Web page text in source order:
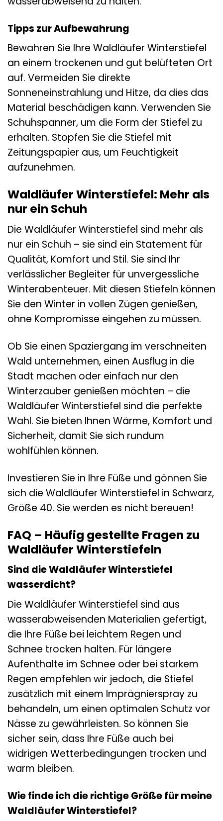
Tipps zur Aufbewahrung
Bewahren Sie Ihre Waldläufer Winterstiefel
an einem trockenen und gut belüfteten Ort
auf. Vermeiden Sie direkte
Sonneneinstrahlung und Hitze, da dies das
Material beschädigen kann. Verwenden Sie
Schuhspanner, um die Form der Stiefel zu
erhalten. Stopfen Sie die Stiefel mit
Zeitungspapier aus, um Feuchtigkeit
aufzunehmen.
Waldläufer Winterstiefel: Mehr als
nur ein Schuh
Die Waldläufer Winterstiefel sind mehr als
nur ein Schuh – sie sind ein Statement für
Qualität, Komfort und Stil. Sie sind Ihr
verlässlicher Begleiter für unvergessliche
Winterabenteuer. Mit diesen Stiefeln können
Sie den Winter in vollen Zügen genießen,
ohne Kompromisse eingehen zu müssen.
Ob Sie einen Spaziergang im verschneiten
Wald unternehmen, einen Ausflug in die
Stadt machen oder einfach nur den
Winterzauber genießen möchten – die
Waldläufer Winterstiefel sind die perfekte
Wahl. Sie bieten Ihnen Wärme, Komfort und
Sicherheit, damit Sie sich rundum
wohlfühlen können.
Investieren Sie in Ihre Füße und gönnen Sie
sich die Waldläufer Winterstiefel in Schwarz,
Größe 40. Sie werden es nicht bereuen!
FAQ – Häufig gestellte Fragen zu
Waldläufer Winterstiefeln
Sind die Waldläufer Winterstiefel
wasserdicht?
Die Waldläufer Winterstiefel sind aus
wasserabweisenden Materialien gefertigt,
die Ihre Füße bei leichtem Regen und
Schnee trocken halten. Für längere
Aufenthalte im Schnee oder bei starkem
Regen empfehlen wir jedoch, die Stiefel
zusätzlich mit einem Imprägnierspray zu
behandeln, um einen optimalen Schutz vor
Nässe zu gewährleisten. So können Sie
sicher sein, dass Ihre Füße auch bei
widrigen Wetterbedingungen trocken und
warm bleiben.
Wie finde ich die richtige Größe für meine
Waldläufer Winterstiefel?